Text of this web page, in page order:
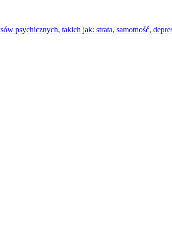
psychicznych, takich jak: strata, samotność,